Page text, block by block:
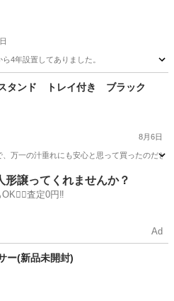
4年設置してありました。
他 ボックス
スタンド トレイ付き ブラック
8月6日
万一の汁垂れにも安心と思って買ったのだ
新品
形譲ってくれませんか？
査定0円‼️
Ad
ー(新品未開封)